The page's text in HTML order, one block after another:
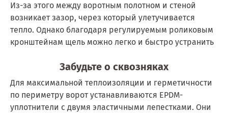
Из-за этого между воротным полотном и стеной
возникает зазор, через который улетучивается
тепло. Однако благодаря регулируемым роликовым
кронштейнам щель можно легко и быстро устранить
Забудьте о сквозняках
Для максимальной теплоизоляции и герметичности
по периметру ворот устанавливаются EPDM-
уплотнители с двумя эластичными лепестками. Они